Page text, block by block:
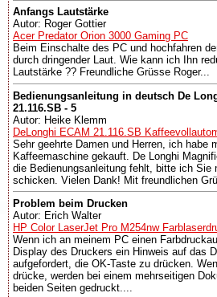
Anfangs Lautstärke
Autor: Roger Gottier
Acer Predator Orion 3000 Gaming PC
Beim Einschalte des PC und hochfahren
durch dringender Laut. Wie kann ich Ihn
Lautstärke ?? Freundliche Grüsse Roger...
Bedienungsanleitung in deutsch De
21.116.SB - 5
Autor: Heike Klemm
DeLonghi ECAM 21.116.SB
Sehr geehrte Damen und Herren, ich habe
Kaffeemaschine gekauft. De Longhi
die Bedienungsanleitung fehlt, bitte ich Sie
schicken. Vielen Dank! Mit freundlichen
Problem beim Drucken
Autor: Erich Walter
HP Color LaserJet Pro M254nw
Wenn ich an meinem PC einen
Display des Druckers ein Hinweis auf das
aufgefordert, die OK-Taste zu drücken.
drücke, werden bei einem mehrseitigen
beiden Seiten gedruckt....